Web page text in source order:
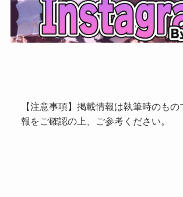
【注意事項】掲載情報は執筆時のも
報をご確認の上、ご参考ください。